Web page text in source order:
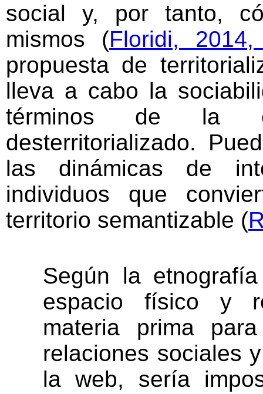
social y, por tanto,
mismos (Floridi,
propuesta de
lleva a cabo la
términos de la
desterritorializado.
las dinámicas de
individuos que
territorio semantizable (
Según la
espacio físico y
materia prima
relaciones sociales
la web, sería